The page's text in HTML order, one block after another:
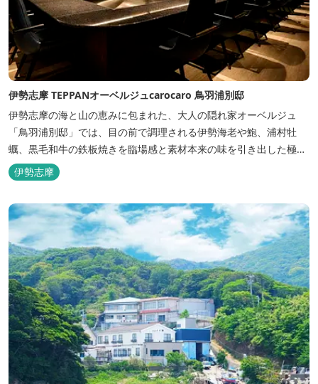
伊勢志摩 TEPPANオーベルジュcarocaro 鳥羽浦別邸
伊勢志摩の海と山の恵みに包まれた、大人の隠れ家オーベルジュ
「鳥羽浦別邸」では、目の前で調理される伊勢海老や鮑、浦村牡
蠣、黒毛和牛の鉄板焼きを臨場感と素材本来の味を引き出した極上
のお料理でご堪能いただけます。露天風呂付きなど6タイプの個性
的な客室で、特別なひとときを大切な人と共にお過ごしくださいま
伊勢志摩